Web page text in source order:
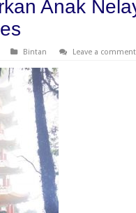
Anak
Bintan Leave a comment